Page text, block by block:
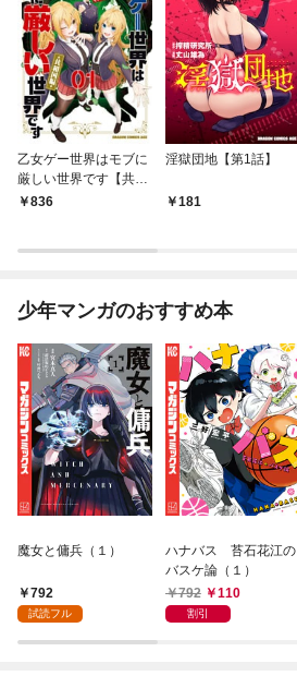
乙女ゲー世界はモブに
厳しい世界です【共和
国編】 ０１
836
淫獄団地【第1話】
181
少年マンガのおすすめ本
魔女と傭兵（１）
792
試読フル
ハナバス 苔石花江の
バスケ論（１）
792
110
割引